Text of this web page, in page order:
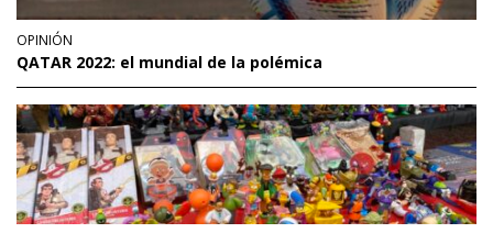
OPINIÓN
QATAR 2022: el mundial de la polémica